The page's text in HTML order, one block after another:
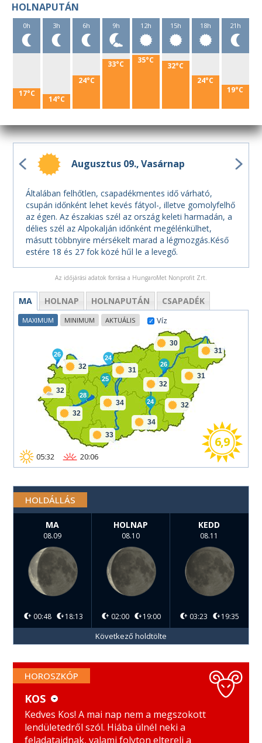
HOLNAPUTÁN
0h
17°C
3h
14°C
6h
24°C
9h
33°C
12h
35°C
15h
32°C
18h
24°C
21h
19°C
Augusztus 09. Vasárnap
Általában felhőtlen, csapadékmentes idő várható,
csupán időnként lehet kevés fátyol-, illetve gomolyfelhő
az égen. Az északias szél az ország keleti harmadán, a
délies szél az Alpokalján időnként megélénkülhet,
másutt többnyire mérsékelt marad a légmozgás.Késő
estére 18 és 27 fok közé hűl le a levegő.
Az időjárási adatok forrása a HungaroMet Nonprofit Zrt.
MA HOLNAP HOLNAPUTÁN CSAPADÉK
32
32
32
34
33
34
32
31
30
32
31
31
26
28
25
24
24
26
05:32 20:06
6,9
Víz
MAXIMUM MINIMUM AKTUÁLIS
HOLDÁLLÁS
MA
08.09
00:48 18:13
HOLNAP
08.10
02:00 19:00
KEDD
08.11
03:23 19:35
Következő holdtölte
HOROSZKÓP
KOS
BIKA SKORPIÓ
KOS
Kedves Kos! A mai nap nem a megszokott
lendületedről szól. Hiába ülnél neki a
feladataidnak, valami folyton eltereli a